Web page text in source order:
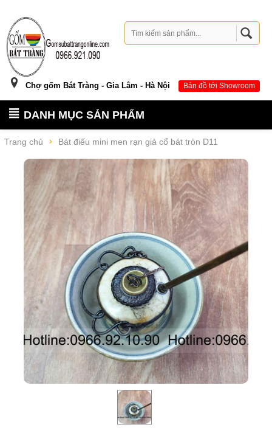
Chợ gốm Bát Tràng - Gia Lâm - Hà Nội Bản đồ tới Showroom
DANH MỤC SẢN PHẨM
Trang chủ Bát điếu mini men rạn giả cổ bát tròn D11